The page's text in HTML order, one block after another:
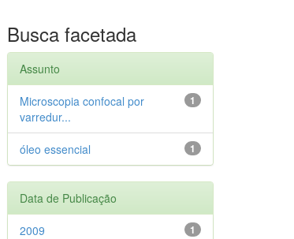
Busca facetada
Assunto
1
Microscopia confocal por
varredur...
1
óleo essencial
Data de Publicação
1
2009